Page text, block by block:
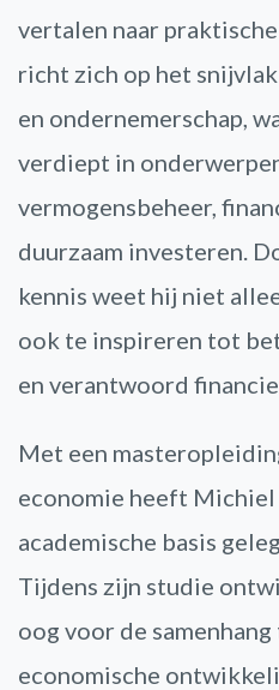
vertalen naar
richt zich op het
en ondernemerschap,
verdiept in
vermogensbeheer,
duurzaam investeren.
kennis weet hij niet
ook te inspireren tot
en verantwoord
Met een
economie heeft Michiel
academische basis
Tijdens zijn studie
oog voor de
economische